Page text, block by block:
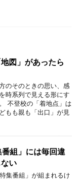
図」があったら
のそのときの思い、感
時系列で見える形にす
不登校の「着地点」は
もも親も「出口」が見
組」には毎回違
い
集番組」が組まれるけ